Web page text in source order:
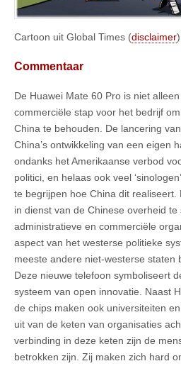
Cartoon uit Global Times (disclaimer)
Commentaar
De Huawei Mate 60 Pro is niet
commerciële stap voor het bedrijf
China te behouden. De lancering
China’s ontwikkeling van een eigen
ondanks het Amerikaanse verbod
politici, en helaas ook veel
te begrijpen hoe China dit realiseert.
in dienst van de Chinese overheid
administratieve en commerciële
aspect van het westerse politieke
meeste andere niet-westerse staten
Deze nieuwe telefoon symboliseert
systeem van open innovatie. Naast
de chips maken ook universiteiten
uit van de keten van organisaties
verbinding in deze keten zijn de
betrokken zijn. Zij maken zich hard